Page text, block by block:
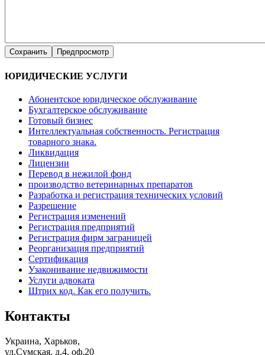
ЮРИДИЧЕСКИЕ УСЛУГИ
Абонентское юридическое обслуживание
Бухгалтерское обслуживание
Готовый бизнес
Интеллектуальная собственность. Регистрация
товарного знака.
Ликвидация
Лицензии
Перевод в нежилой фонд
производство ветеринарных препаратов
Разработка и регистрация технических условий
Разрешение
Регистрация изменений
Регистрация предприятий
Регистрация фирм заграницей
Реорганизация предприятий
Сертификация
Узаконивание недвижимости
Услуги адвоката
Штрих код. Как его получить.
Контакты
Украина, Харьков,
ул.Сумская, д.4, оф.20